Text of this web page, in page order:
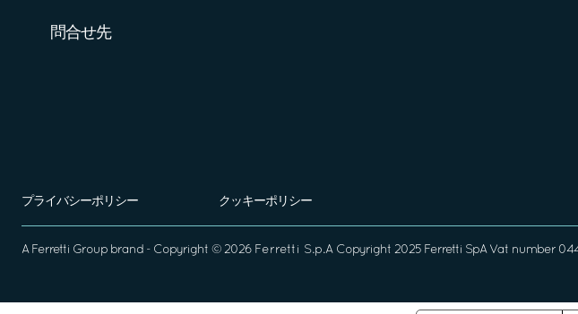
問合せ先
プライバシーポリシー クッキーポリシー
A Ferretti Group brand - Copyright © 2026 Ferretti S.p.A Copyright 2025 Ferretti SpA Vat number